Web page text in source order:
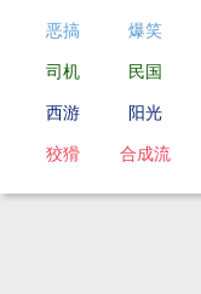
恶搞 爆笑
司机 民国
西游 阳光
狡猾 合成流